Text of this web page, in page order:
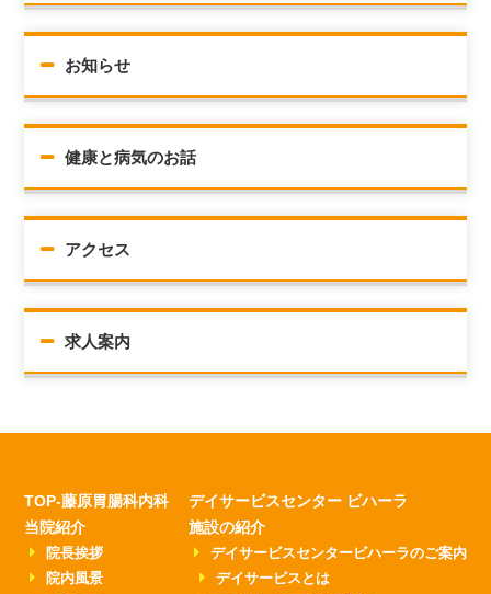
お知らせ
健康と病気のお話
アクセス
求人案内
TOP-藤原胃腸科内科
当院紹介
院長挨拶
院内風景
デイサービスセンター ビハーラ
施設の紹介
デイサービスセンタービハーラのご案内
デイサービスとは